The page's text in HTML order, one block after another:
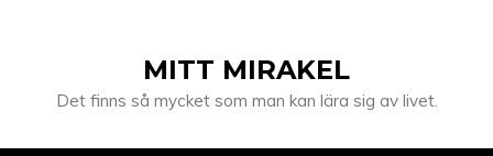
MITT MIRAKEL
Det finns så mycket som man kan lära sig av livet.